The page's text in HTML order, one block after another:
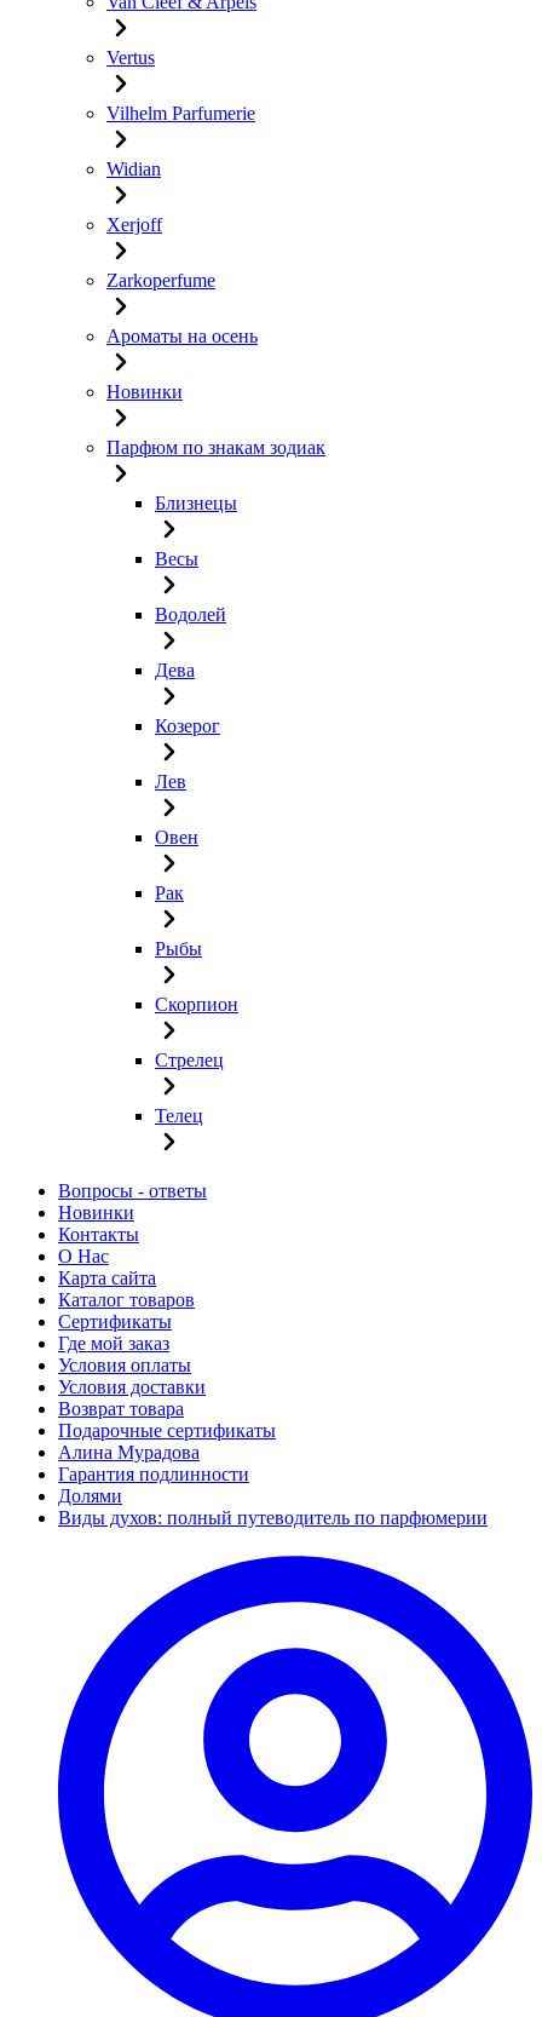
Vertus
Vilhelm Parfumerie
Widian
Xerjoff
Zarkoperfume
Ароматы на осень
Новинки
Парфюм по знакам зодиак
Близнецы
Весы
Водолей
Дева
Козерог
Лев
Овен
Рак
Рыбы
Скорпион
Стрелец
Телец
Вопросы - ответы
Новинки
Контакты
О Нас
Карта сайта
Каталог товаров
Сертификаты
Где мой заказ
Условия оплаты
Условия доставки
Возврат товара
Подарочные сертификаты
Алина Мурадова
Гарантия подлинности
Долями
Виды духов: полный путеводитель по парфюмерии